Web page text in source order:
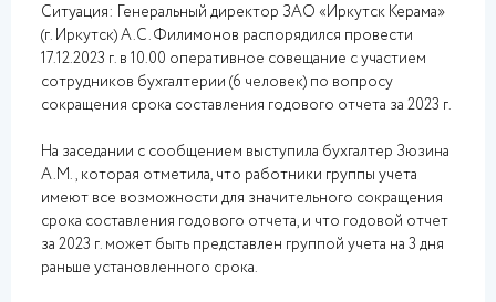
Ситуация: Генеральный директор ЗАО «Иркутск Керама»
(г. Иркутск) А.С. Филимонов распорядился провести
17.12.2023 г. в 10.00 оперативное совещание с участием
сотрудников бухгалтерии (6 человек) по вопросу
сокращения срока составления годового отчета за 2023 г.
На заседании с сообщением выступила бухгалтер Зюзина
А.М., которая отметила, что работники группы учета
имеют все возможности для значительного сокращения
срока составления годового отчета, и что годовой отчет
за 2023 г. может быть представлен группой учета на 3 дня
раньше установленного срока.